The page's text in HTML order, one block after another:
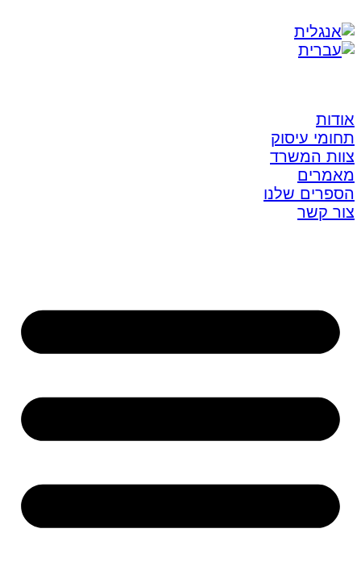
אודות
תחומי עיסוק
צוות המשרד
מאמרים
הספרים שלנו
צור קשר